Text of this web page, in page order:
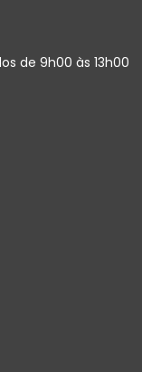
de 9h00 às 13h00